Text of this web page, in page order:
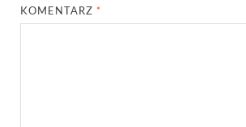
KOMENTARZ *